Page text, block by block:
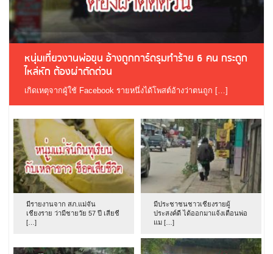
หนุ่มเที่ยวงานพ่อขุน อ้างถูกการ์ดรุมทำร้าย 6 คน กระดูก
ไหล่หัก ต้องผ่าตัดด่วน
เกิดเหตุจากผู้ใช้ Facebook รายหนึ่งได้โพสต์อ้างว่าตนถูก […]
มีรายงานจาก สภ.แม่จัน
เชียงราย ว่ามีชายวัย 57 ปี เสียชี
[…]
มีประชาชนชาวเชียงรายผู้
ประสงค์ดี ได้ออกมาแจ้งเตือนพ่อ
แม […]